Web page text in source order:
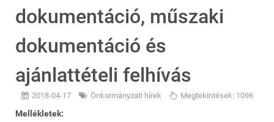
dokumentáció, műszaki
dokumentáció és
ajánlattételi felhívás
2018-04-17 Önkormányzati hírek Megtekintések: 1096
Mellékletek: